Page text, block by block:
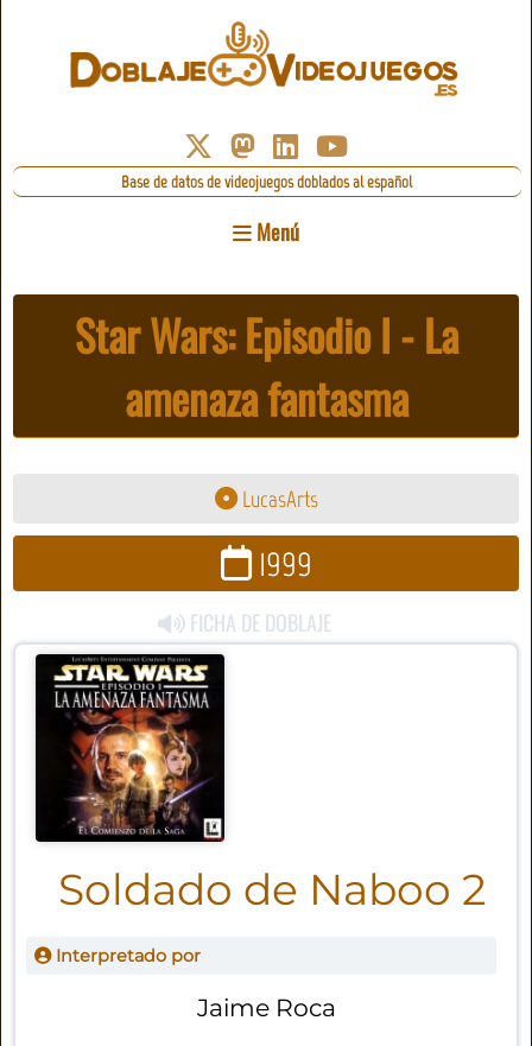
Base de datos de videojuegos doblados al español
Menú
Star Wars: Episodio I - La
amenaza fantasma
LucasArts
1999
FICHA DE DOBLAJE
Soldado de Naboo 2
Interpretado por
Jaime Roca